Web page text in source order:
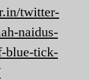
twitter-
naidus-
blue-tick-